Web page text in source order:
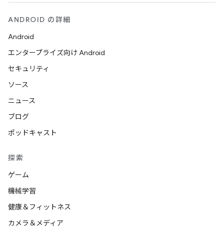
ANDROID の詳細
Android
エンタープライズ向け Android
セキュリティ
ソース
ニュース
ブログ
ポッドキャスト
探索
ゲーム
機械学習
健康＆フィットネス
カメラ＆メディア